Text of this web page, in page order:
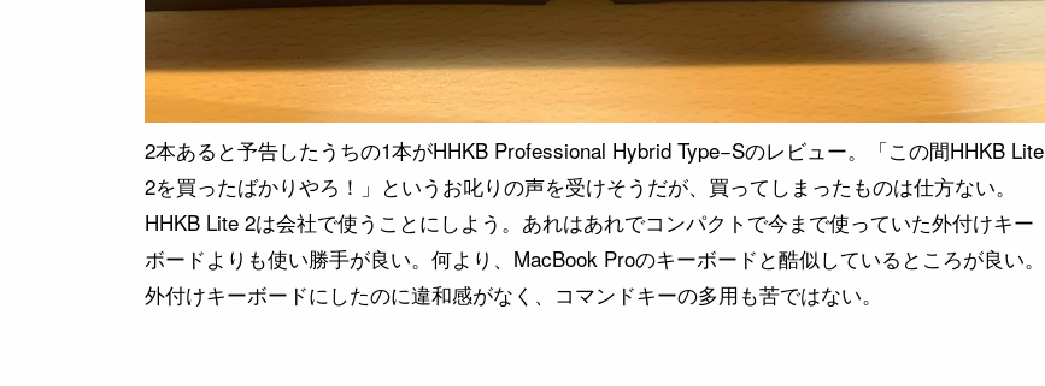
2本あると予告したうちの1本がHHKB Professional Hybrid Type−Sのレビュー。「この間HHKB Lite
2を買ったばかりやろ！」というお叱りの声を受けそうだが、買ってしまったものは仕方ない。
HHKB Lite 2は会社で使うことにしよう。あれはあれでコンパクトで今まで使っていた外付けキー
ボードよりも使い勝手が良い。何より、MacBook Proのキーボードと酷似しているところが良い。
外付けキーボードにしたのに違和感がなく、コマンドキーの多用も苦ではない。